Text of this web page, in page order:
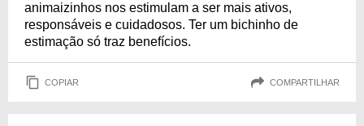
animaizinhos nos estimulam a ser mais ativos,
responsáveis e cuidadosos. Ter um bichinho de
estimação só traz benefícios.
COPIAR COMPARTILHAR